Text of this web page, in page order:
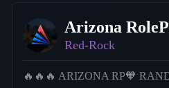
Arizona
Red-Rock
🔥🔥🔥 ARIZONA RP🧡